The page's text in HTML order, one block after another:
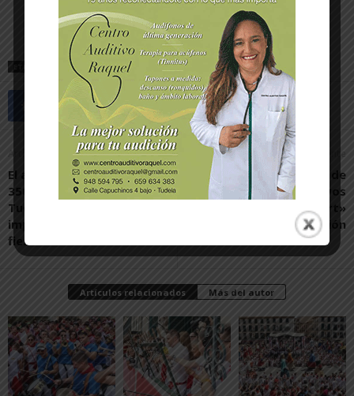
POLÍTICA PSN-PSOE SALUD
Artículo anterior
El ayuntamiento invita a
356 niños y niñas de
Tudela a la ceremonia de
imposición del pañuelo de
fiestas
Artículo siguiente
El concurso de
microrrelatos festivos
«Javier Martínez Llort»
llega su IX edición
Artículos relacionados Más del autor